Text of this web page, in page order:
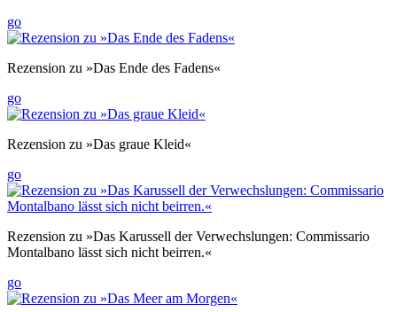
go
Rezension zu »Das Ende des Fadens«
go
Rezension zu »Das graue Kleid«
go
Rezension zu »Das Karussell der Verwechslungen: Commissario
Montalbano lässt sich nicht beirren.«
go